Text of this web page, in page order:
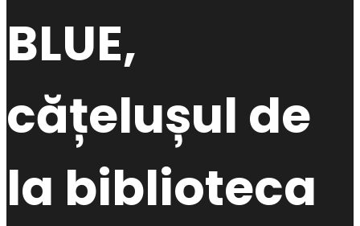
BLUE,
cățelușul de
la biblioteca